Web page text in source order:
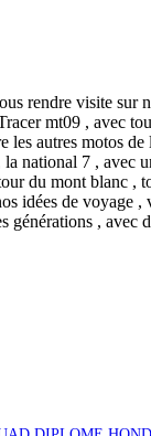
rendre visite sur
mt09 , avec
les autres motos
national 7 , avec
du mont blanc ,
idées de voyage ,
, avec